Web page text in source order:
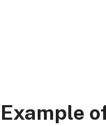
Example